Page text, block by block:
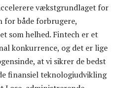
vækstgrundlaget for
for både forbrugere,
som helhed. Fintech er et
konkurrence, og det er lige
at vi sikrer de bedst
finansiel teknologiudvikling